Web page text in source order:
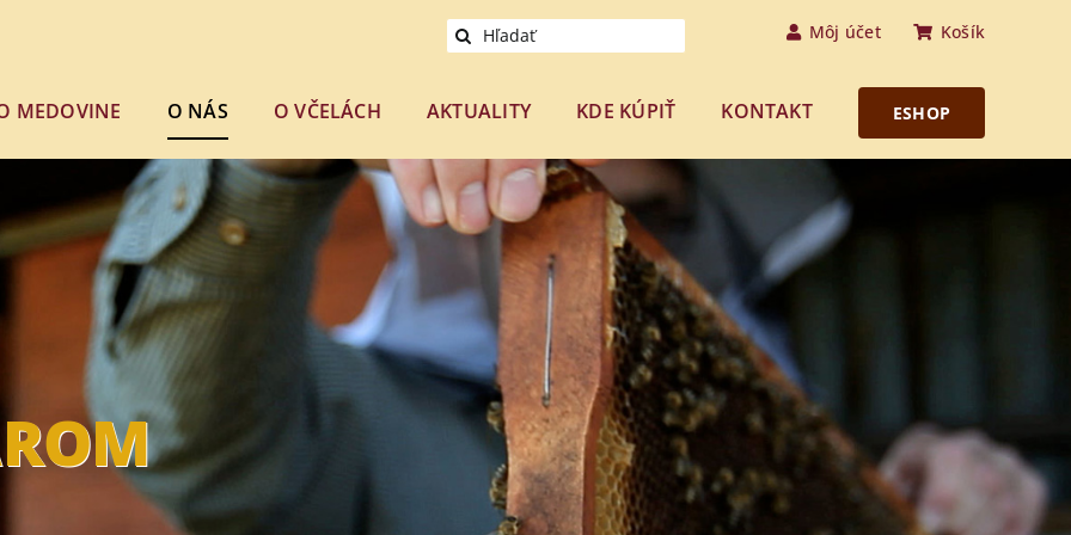
Hľadať: Môj účet Košík
MEDOVINE O NÁS O VČELÁCH AKTUALITY KDE KÚPIŤ KONTAKT ESHOP